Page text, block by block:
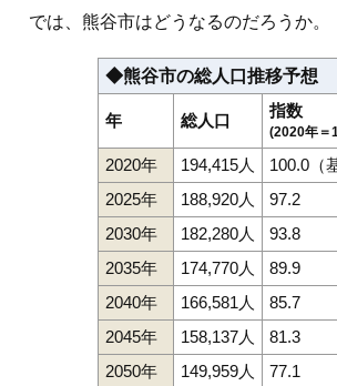
114 池上 1.2万円
では、熊谷市はどうなるのだろうか。
◆熊谷市の総人口推移予想
年 総人口
指数
(2020年＝
2020年 194,415人
100.0（
2025年
188,920人
97.2
2030年
182,280人
93.8
2035年
174,770人
89.9
2040年
166,581人
85.7
2045年
158,137人
81.3
2050年
149,959人 77.1